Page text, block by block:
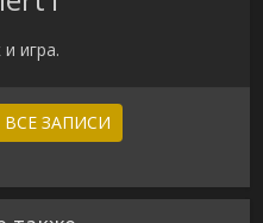
игра.
ЗАПИСИ